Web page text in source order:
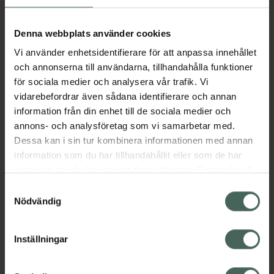
Denna webbplats använder cookies
Vi använder enhetsidentifierare för att anpassa innehållet
och annonserna till användarna, tillhandahålla funktioner
för sociala medier och analysera vår trafik. Vi
vidarebefordrar även sådana identifierare och annan
information från din enhet till de sociala medier och
annons- och analysföretag som vi samarbetar med.
Dessa kan i sin tur kombinera informationen med annan
information som du har tillhandahållit eller som de har
återkalla ditt samtycke via webbplatsens
cookieinställningar. Ett återkallat samtycke påverkar inte
lagligheten av behandling som skett innan återkallelsen.
Nödvändig
Inställningar
hög täckning och en mjuk, matt finish med
Den är vattenfast och sitter kvar länge med
en soft-focus effekt som kontrollerar oljiga
eller glansiga partier i ansiktet. Tack vare den
innovativa tekniken i formulan gör pudret att
din hud känns mjuk och återfuktad. Du kan ha
den där perfekta matta looken hela dagen
samtidigt som huden känns fräsch och
behaglig.
Kategorier:
Veganska produkter